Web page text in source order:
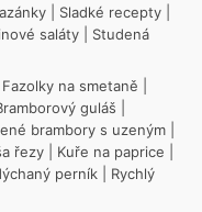
Sladké recepty
saláty
Studená
Fazolky na smetaně
guláš
brambory s uzeným
řezy Kuře na paprice
perník
Rychlý